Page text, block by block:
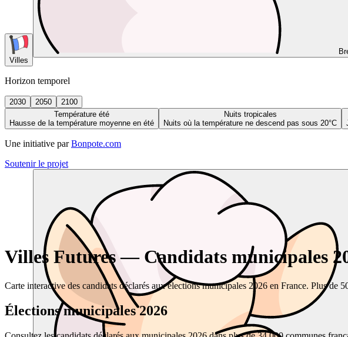
Villes
Horizon temporel
2030 2050
2100
Température été
Hausse de la température moyenne en été
Nuits tropicales
Nuits où la température ne descend pas sous 20°C
Une initiative par Bonpote.com
Soutenir le projet
Villes Futures — Candidats municipales
Carte interactive des candidats déclarés aux élections municipales 2026 en France. Plus de
Élections municipales 2026